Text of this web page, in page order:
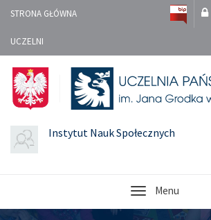
STRONA GŁÓWNA
UCZELNI
Instytut Nauk Społecznych
Menu